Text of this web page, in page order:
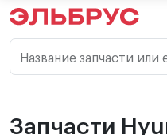
Название запчасти или
Запчасти